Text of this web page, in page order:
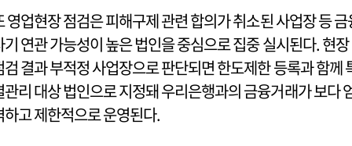
영업현장 점검은 피해구제 관련 합의가 취소된 사업장 등 금
기 연관 가능성이 높은 법인을 중심으로 집중 실시된다. 현장
검 결과 부적정 사업장으로 판단되면 한도제한 등록과 함께
관리 대상 법인으로 지정돼 우리은행과의 금융거래가 보다
하고 제한적으로 운영된다.